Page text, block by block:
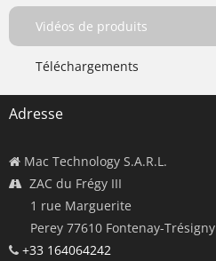
Vidéos de produits
Téléchargements
Adresse
Mac Technology S.A.R.L.
ZAC du Frégy III
1 rue Marguerite
Perey 77610 Fontenay-Trésigny
+33 164064242